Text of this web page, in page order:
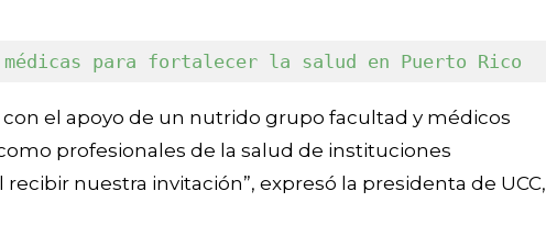
médicas para fortalecer la salud en Puerto Rico
con el apoyo de un nutrido grupo facultad y médicos
profesionales de la salud de instituciones
nuestra invitación”, expresó la presidenta de UCC,